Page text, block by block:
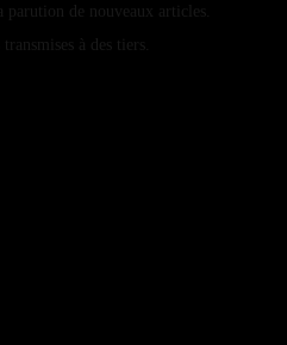
parution de nouveaux articles.
à des tiers.